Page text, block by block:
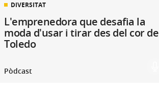
DIVERSITAT
L'emprenedora que desafia la
moda d'usar i tirar des del cor de
Toledo
Pòdcast